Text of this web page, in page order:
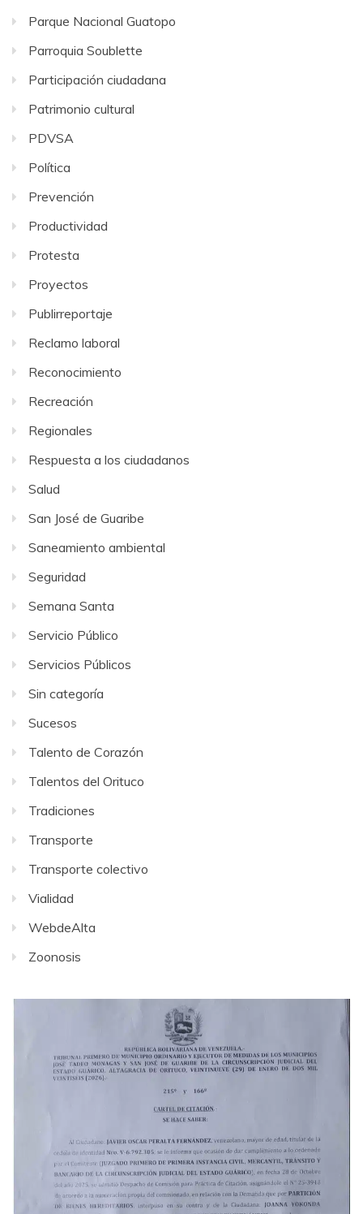
Parque Nacional Guatopo
Parroquia Soublette
Participación ciudadana
Patrimonio cultural
PDVSA
Política
Prevención
Productividad
Protesta
Proyectos
Publirreportaje
Reclamo laboral
Reconocimiento
Recreación
Regionales
Respuesta a los ciudadanos
Salud
San José de Guaribe
Saneamiento ambiental
Seguridad
Semana Santa
Servicio Público
Servicios Públicos
Sin categoría
Sucesos
Talento de Corazón
Talentos del Orituco
Tradiciones
Transporte
Transporte colectivo
Vialidad
WebdeAlta
Zoonosis